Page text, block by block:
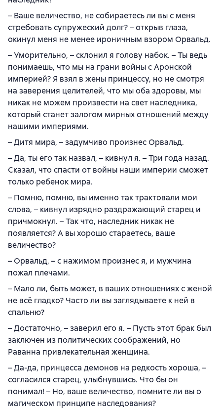
– Ваше величество, не собираетесь ли вы с меня
стребовать супружеский долг? – открыв глаза,
окинул меня не менее ироничным взором Орвальд.
– Уморительно, – склонил я голову набок. – Ты ведь
понимаешь, что мы на грани войны с Аронской
империей? Я взял в жены принцессу, но не смотря
на заверения целителей, что мы оба здоровы, мы
никак не можем произвести на свет наследника,
который станет залогом мирных отношений между
нашими империями.
– Дитя мира, – задумчиво произнес Орвальд.
– Да, ты его так назвал, – кивнул я. – Три года назад.
Сказал, что спасти от войны наши империи сможет
только ребенок мира.
– Помню, помню, вы именно так трактовали мои
слова, – кивнул изрядно раздражающий старец и
причмокнул. – Так что, наследник никак не
появляется? А вы хорошо стараетесь, ваше
величество?
– Орвальд, – с нажимом произнес я, и мужчина
пожал плечами.
– Мало ли, быть может, в ваших отношениях с женой
не всё гладко? Часто ли вы заглядываете к ней в
спальню?
– Достаточно, – заверил его я. – Пусть этот брак был
заключен из политических соображений, но
Раванна привлекательная женщина.
– Да-да, принцесса демонов на редкость хороша, –
согласился старец, улыбнувшись. Что бы он
понимал! – Но, ваше величество, помните ли вы о
магическом принципе наследования?